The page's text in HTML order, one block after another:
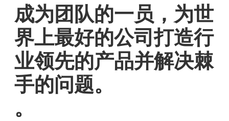
成为团队的一员，为世
界上最好的公司打造行
业领先的产品并解决棘
手的问题。
。